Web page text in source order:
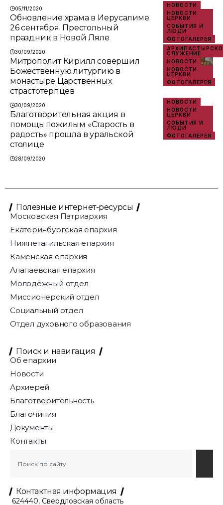
05/11/2020
НОВОСТИ
НОВОСТИ
ЦЕРКВИ
СОБЫТИЯ И
ЛЮДИ
ФОТОГАЛЕРЕЯ
Обновление храма в Иерусалиме
26 сентября. Престольный
праздник в Новой Ляле
30/09/2020
СЛУЖЕНИЕ
НОВОСТИ
НОВОСТИ
ЦЕРКВИ
ФОТОГАЛЕРЕЯ
Митрополит Кирилл совершил
Божественную литургию в
монастыре Царственных
страстотерпцев
30/09/2020
НОВОСТИ
НОВОСТИ
ЦЕРКВИ
СОБЫТИЯ И
ЛЮДИ
ФОТОГАЛЕРЕЯ
Благотворительная акция в
помощь пожилым «Старость в
радость» прошла в уральской
столице
28/09/2020
Полезные интернет-ресурсы
Московская Патриархия
Екатеринбургская епархия
Нижнетагильская епархия
Каменская епархия
Алапаевская епархия
Молодёжный отдел
Миссионерский отдел
Социальный отдел
Отдел духовного образования
Поиск и навигация
Об епархии
Новости
Архиерей
Благотворительность
Благочиния
Документы
Контакты
Контактная информация
624440, Свердловская область